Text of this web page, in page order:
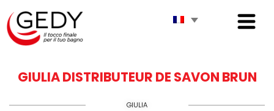
GIULIA DISTRIBUTEUR DE SAVON BRUN
GIULIA